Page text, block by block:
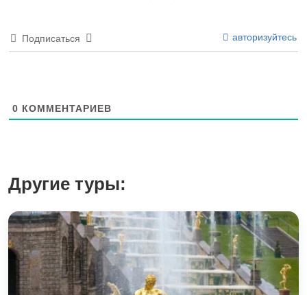
Подписаться авторизуйтесь
0 КОММЕНТАРИЕВ
Другие туры: